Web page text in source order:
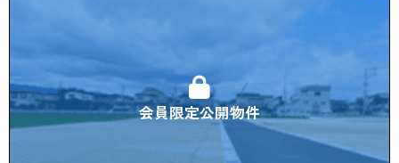
会員限定公開物件